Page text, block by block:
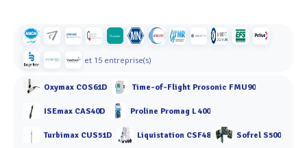
et 15 entreprise(s)
Oxymax COS61D Time-of-Flight Prosonic FMU90
ISEmax CAS40D Proline Promag L 400
Turbimax CUS51D Liquistation CSF48 Sofrel S500